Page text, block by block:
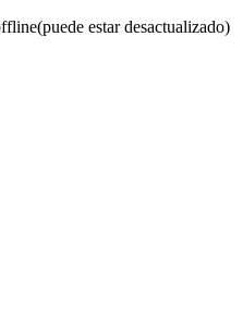
estar desactualizado)